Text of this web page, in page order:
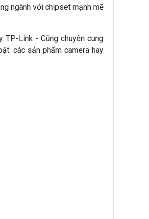
ngành với chipset mạnh mẽ
TP-Link - Cũng chuyên cung
các sản phẩm camera hay